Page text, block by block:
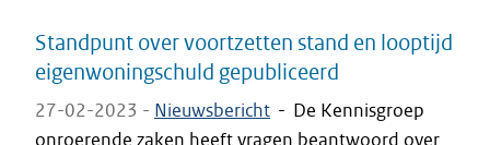
Standpunt over voortzetten stand en looptijd
eigenwoningschuld gepubliceerd
27-02-2023 - Nieuwsbericht - De Kennisgroep
onroerende zaken heeft vragen beantwoord over